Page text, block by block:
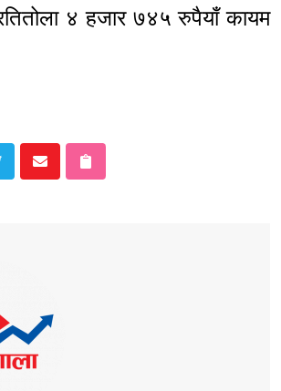
४ हजार ७४५ रुपैयाँ कायम